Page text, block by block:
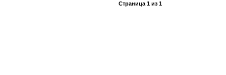
Страница 1из 1